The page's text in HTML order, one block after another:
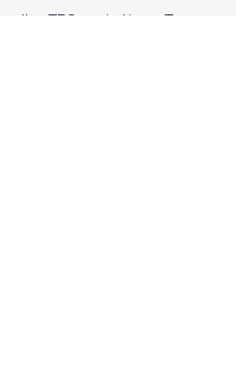
Ihr TPS-printing-Team